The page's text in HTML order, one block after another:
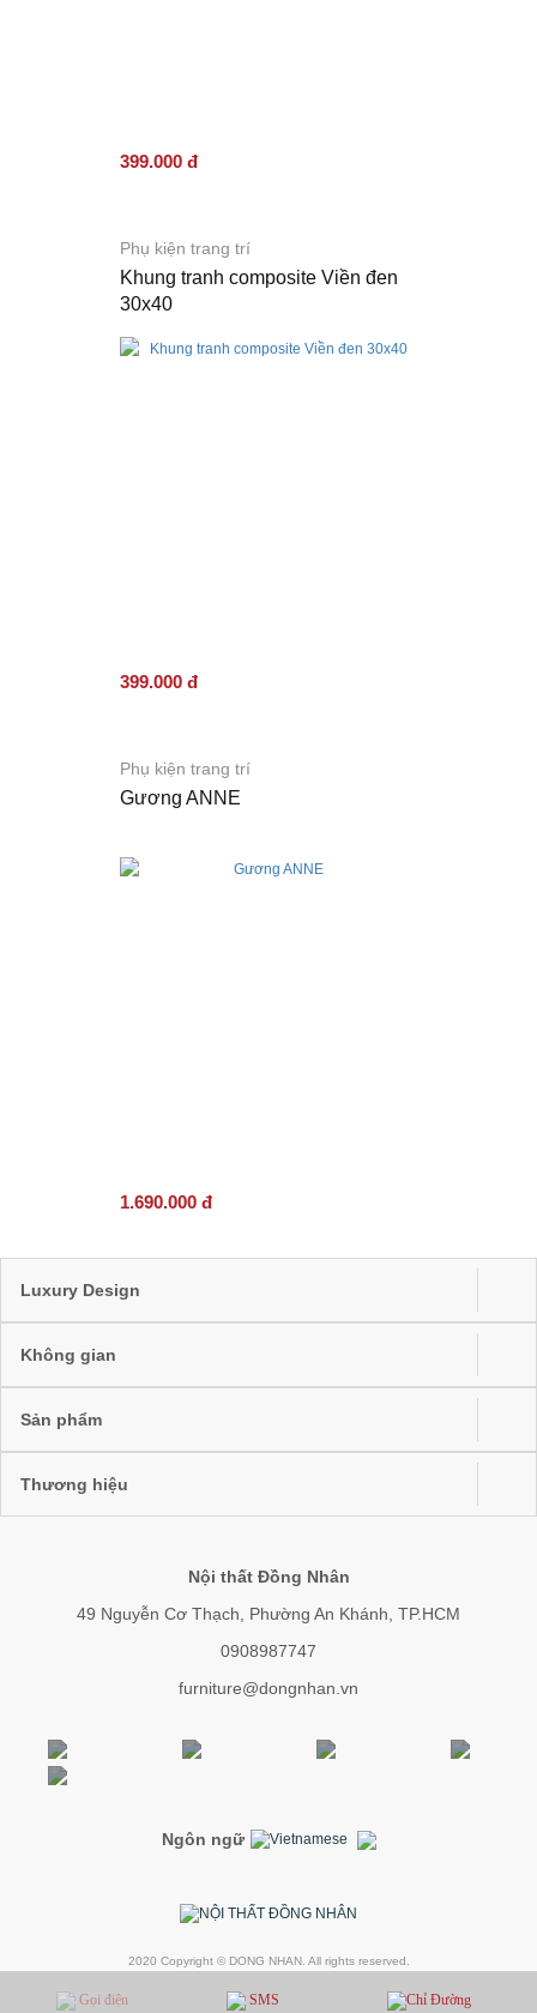
399.000 đ
Phụ kiện trang trí
Khung tranh composite Viền đen
30x40
399.000 đ
Phụ kiện trang trí
Gương ANNE
1.690.000 đ
Luxury Design
Không gian
Sản phẩm
Thương hiệu
Nội thất Đồng Nhân
49 Nguyễn Cơ Thạch, Phường An Khánh, TP.HCM
0908987747
furniture@dongnhan.vn
Ngôn ngữ
2020 Copyright © DONG NHAN. All rights reserved.
Gọi điện SMS Chỉ Đường